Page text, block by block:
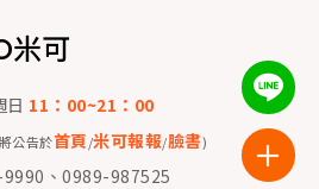
米可
日 11：00~21：00
公告於首頁/米可報報/臉書)
、0989-987525